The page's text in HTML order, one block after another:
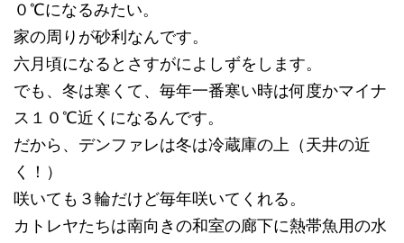
０℃になるみたい。
家の周りが砂利なんです。
六月頃になるとさすがによしずをします。
でも、冬は寒くて、毎年一番寒い時は何度かマイナ
ス１０℃近くになるんです。
だから、デンファレは冬は冷蔵庫の上（天井の近
く！）
咲いても３輪だけど毎年咲いてくれる。
カトレヤたちは南向きの和室の廊下に熱帯魚用の水